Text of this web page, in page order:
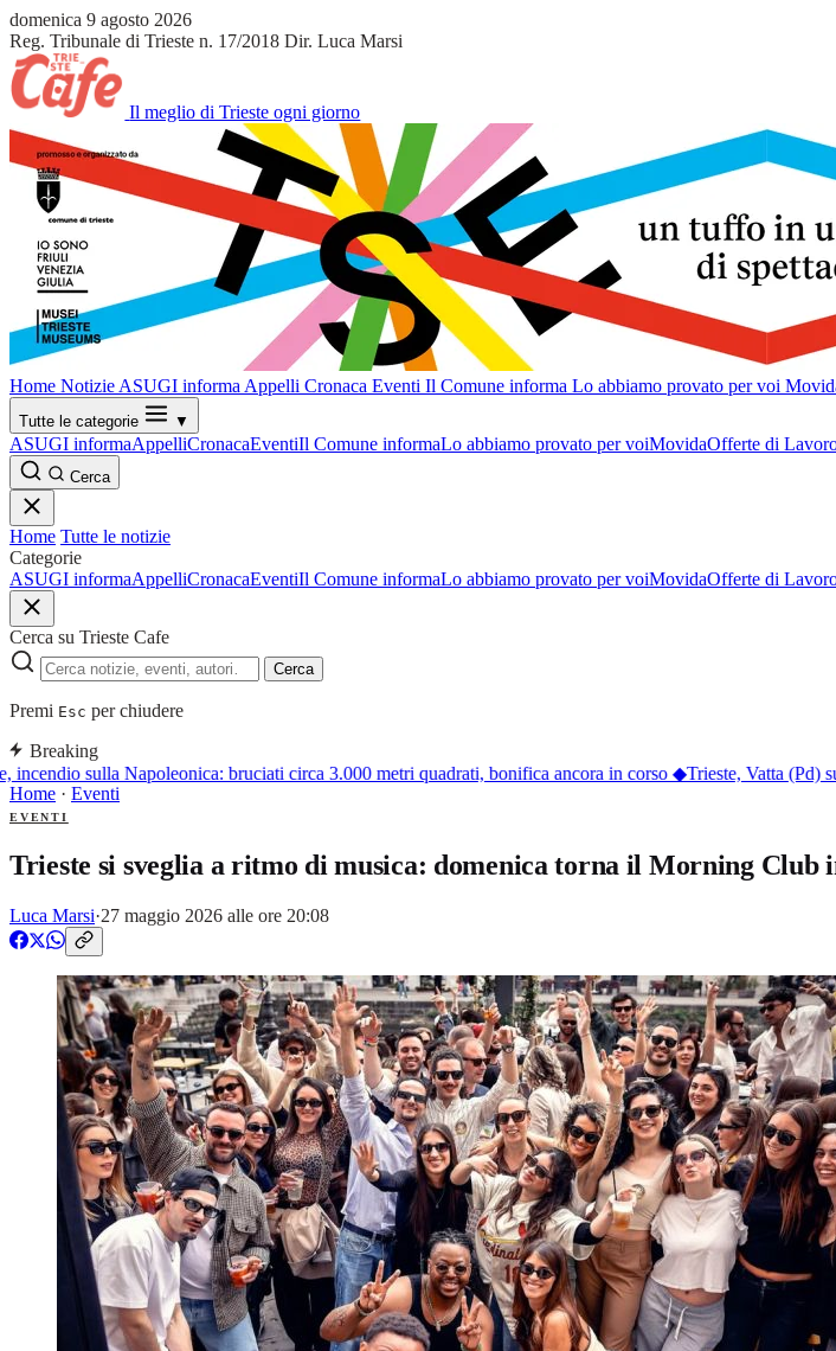
domenica 9 agosto 2026
Reg. Tribunale di Trieste n. 17/2018 Dir. Luca Marsi
Il meglio di Trieste ogni giorno
Home Notizie ASUGI informa Appelli Cronaca Eventi Il Comune informa Lo abbiamo provato per voi
Tutte le categorie ▼
ASUGI informaAppelliCronacaEventiIl Comune informaLo abbiamo provato per voiMovidaOfferte di
Cerca
Home Tutte le notizie
Categorie
ASUGI informaAppelliCronacaEventiIl Comune informaLo abbiamo provato per voiMovidaOfferte di
Cerca su Trieste Cafe
Cerca
Premi Esc per chiudere
Breaking
incendio sulla Napoleonica: bruciati circa 3.000 metri quadrati, bonifica ancora in corso◆ Trieste, Vatta (Pd)
Home · Eventi
EVENTI
Trieste si sveglia a ritmo di musica: domenica torna il Morning Club
Luca Marsi·27 maggio 2026 alle ore 20:08